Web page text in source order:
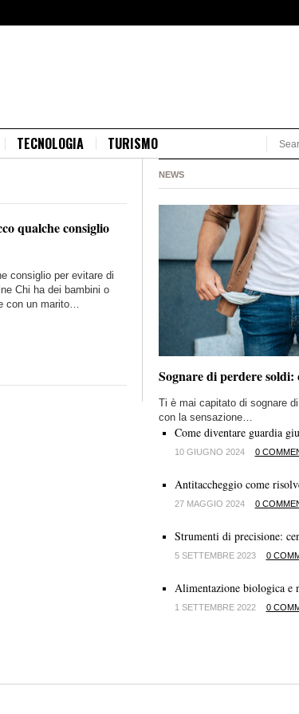
TECNOLOGIA TURISMO
qualche consiglio
consiglio per evitare di
Chi ha dei bambini o
con un marito…
NEWS
Sognare di perdere soldi:
Ti è mai capitato di sognare
con la sensazione…
Come diventare guardia
10 GIUGNO 2024 0
Antitaccheggio come
27 MAGGIO 2024 0
Strumenti di precisione:
5 SETTEMBRE 2023 0
Alimentazione biologica e
1 SETTEMBRE 2022 0